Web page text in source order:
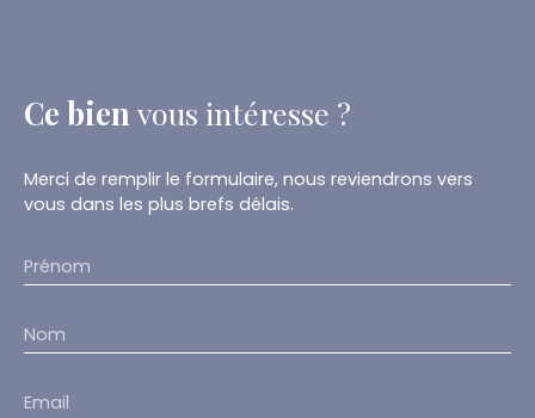
Ce bien vous intéresse ?
Merci de remplir le formulaire, nous reviendrons vers
vous dans les plus brefs délais.
Prénom
Nom
Email